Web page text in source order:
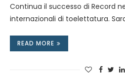
Continua il successo di Record
internazionali di toelettatura.
READ MORE